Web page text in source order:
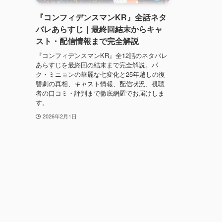
『コンフィデンスマンKR』全話ネタ
バレあらすじ｜最終回結末からキャ
スト・配信情報まで完全解説
『コンフィデンスマンKR』全12話のネタバレ
あらすじを最終回の結末まで完全解説。パ
ク・ミニョンの華麗な七変化と25年越しの復
讐劇の真相、キャスト情報、配信状況、視聴
者の口コミ・評判まで徹底網羅でお届けしま
す。
2026年2月1日